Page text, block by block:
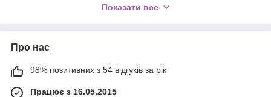
кондитерів. Висока якість товарів і прийнятні ціни, приємно
борошна
Щоб приготувати хороше борошно, важливо вибирати горіхи
плівок. Після горіхи підсушують, адже олія, яка в них
Показати все
Про нас
98% позитивних з 54 відгуків за рік
Працює з 16.05.2015